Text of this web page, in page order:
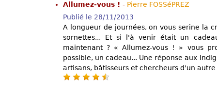
Allumez-vous ! - Pierre FOSSéPREZ
Publié le 28/11/2013
A longueur de journées, on vous serine la
sornettes... Et si l'à venir était un
maintenant ? « Allumez-vous ! » vous
possible, un cadeau... Une réponse aux
artisans, bâtisseurs et chercheurs d'un autre